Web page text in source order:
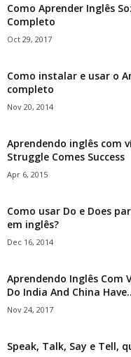
Como Aprender Inglês
Completo
Oct 29, 2017
Como instalar e usar o
completo
Nov 20, 2014
Aprendendo inglês com
Struggle Comes Success
Apr 6, 2015
Como usar Do e Does
em inglês?
Dec 16, 2014
Aprendendo Inglês Com
Do India And China
Nov 24, 2017
Speak, Talk, Say e Tell,